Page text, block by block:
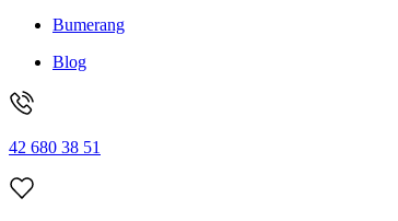
Bumerang
Blog
42 680 38 51